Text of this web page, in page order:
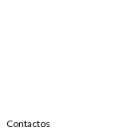
Contactos